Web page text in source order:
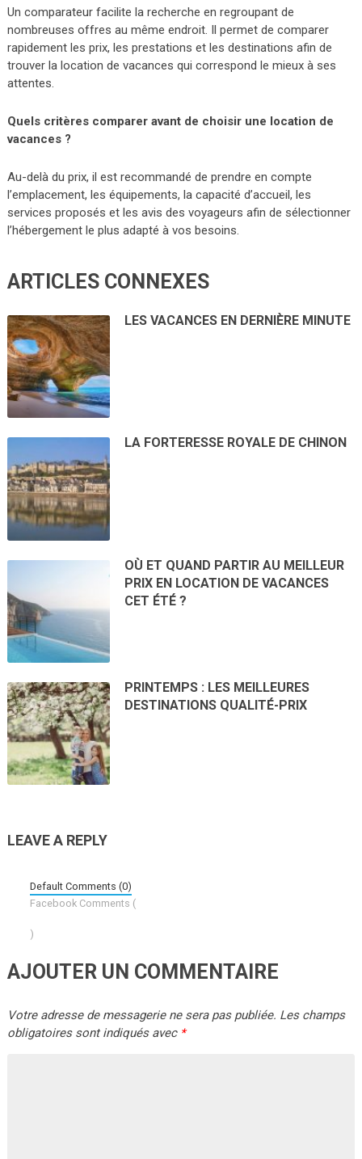
Un comparateur facilite la recherche en regroupant de
nombreuses offres au même endroit. Il permet de comparer
rapidement les prix, les prestations et les destinations afin de
trouver la location de vacances qui correspond le mieux à ses
attentes.
Quels critères comparer avant de choisir une location de
vacances ?
Au-delà du prix, il est recommandé de prendre en compte
l’emplacement, les équipements, la capacité d’accueil, les
services proposés et les avis des voyageurs afin de sélectionner
l’hébergement le plus adapté à vos besoins.
ARTICLES CONNEXES
LES VACANCES EN DERNIÈRE MINUTE
LA FORTERESSE ROYALE DE CHINON
OÙ ET QUAND PARTIR AU MEILLEUR
PRIX EN LOCATION DE VACANCES
CET ÉTÉ ?
PRINTEMPS : LES MEILLEURES
DESTINATIONS QUALITÉ-PRIX
LEAVE A REPLY
Default Comments (0)
Facebook Comments (
)
AJOUTER UN COMMENTAIRE
Votre adresse de messagerie ne sera pas publiée. Les champs
obligatoires sont indiqués avec *